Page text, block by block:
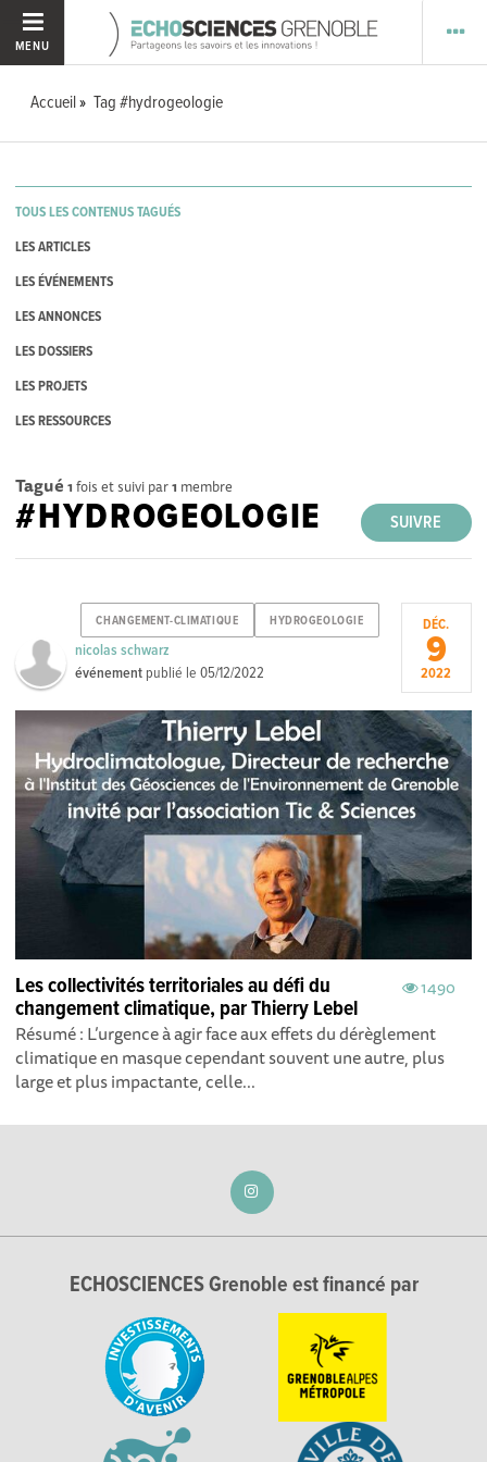
MENU
Accueil Tag #hydrogeologie
TOUS LES CONTENUS TAGUÉS
LES ARTICLES
LES ÉVÉNEMENTS
LES ANNONCES
LES DOSSIERS
LES PROJETS
LES RESSOURCES
Tagué 1 fois et suivi par1 membre
SUIVRE
#HYDROGEOLOGIE
CHANGEMENT-CLIMATIQUE HYDROGEOLOGIE
nicolas schwarz
événement publié le05/12/2022
DÉC.
9
2022
1490
Les collectivités territoriales au défi du
changement climatique, par Thierry Lebel
Résumé : L’urgence à agir face aux effets du dérèglement
climatique en masque cependant souvent une autre, plus
large et plus impactante, celle...
ECHOSCIENCES Grenoble est financé par